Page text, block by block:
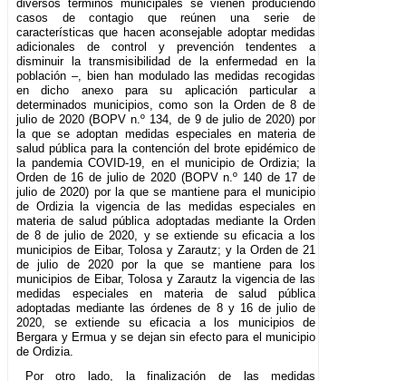
diversos términos municipales se vienen produciendo
casos de contagio que reúnen una serie de
características que hacen aconsejable adoptar medidas
adicionales de control y prevención tendentes a
disminuir la transmisibilidad de la enfermedad en la
población –, bien han modulado las medidas recogidas
en dicho anexo para su aplicación particular a
determinados municipios, como son la Orden de 8 de
julio de 2020 (BOPV n.º 134, de 9 de julio de 2020) por
la que se adoptan medidas especiales en materia de
salud pública para la contención del brote epidémico de
la pandemia COVID-19, en el municipio de Ordizia; la
Orden de 16 de julio de 2020 (BOPV n.º 140 de 17 de
julio de 2020) por la que se mantiene para el municipio
de Ordizia la vigencia de las medidas especiales en
materia de salud pública adoptadas mediante la Orden
de 8 de julio de 2020, y se extiende su eficacia a los
municipios de Eibar, Tolosa y Zarautz; y la Orden de 21
de julio de 2020 por la que se mantiene para los
municipios de Eibar, Tolosa y Zarautz la vigencia de las
medidas especiales en materia de salud pública
adoptadas mediante las órdenes de 8 y 16 de julio de
2020, se extiende su eficacia a los municipios de
Bergara y Ermua y se dejan sin efecto para el municipio
de Ordizia.
Por otro lado, la finalización de las medidas